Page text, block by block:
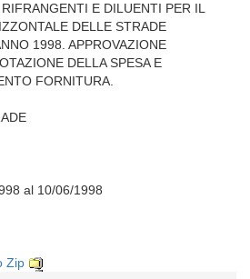
E DILUENTI PER IL
DELLE STRADE
1998. APPROVAZIONE
DELLA SPESA E
FORNITURA.
al 10/06/1998
Zip